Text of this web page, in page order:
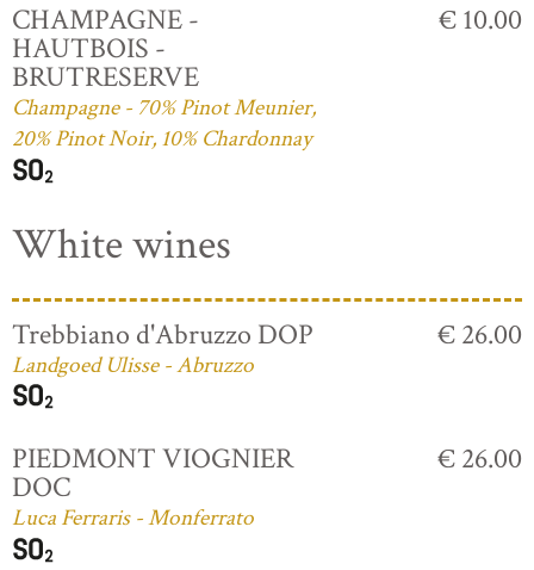
CHAMPAGNE -
HAUTBOIS -
BRUTRESERVE
Champagne - 70% Pinot Meunier,
20% Pinot Noir, 10% Chardonnay
€ 10.00
White wines
Trebbiano d'Abruzzo DOP
Landgoed Ulisse - Abruzzo
€ 26.00
PIEDMONT VIOGNIER
DOC
Luca Ferraris - Monferrato
€ 26.00